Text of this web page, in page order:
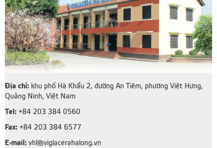
Địa chỉ: khu phố Hà Khẩu 2, đường An Tiêm, phường Việt Hưng,
Quảng Ninh, Việt Nam
Tel: +84 203 384 0560
Fax: +84 203 384 6577
E-mail: vhl@viglacerahalong.vn